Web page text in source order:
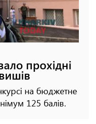
прохідні
на бюджетне
125 балів.